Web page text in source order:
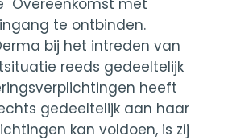
Overeenkomst met
te ontbinden.
bij het intreden van
reeds gedeeltelijk
heeft
gedeeltelijk aan haar
kan voldoen, is zij